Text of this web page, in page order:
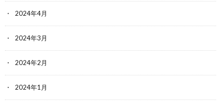
2024年4月
2024年3月
2024年2月
2024年1月